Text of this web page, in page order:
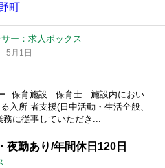
町
サー：求人ボックス
5月1日
:保育施設 : 保育士 : 施設内におい
入所 者支援(日中活動・生活全般、
に従事していただき...
夜勤あり/年間休日120日